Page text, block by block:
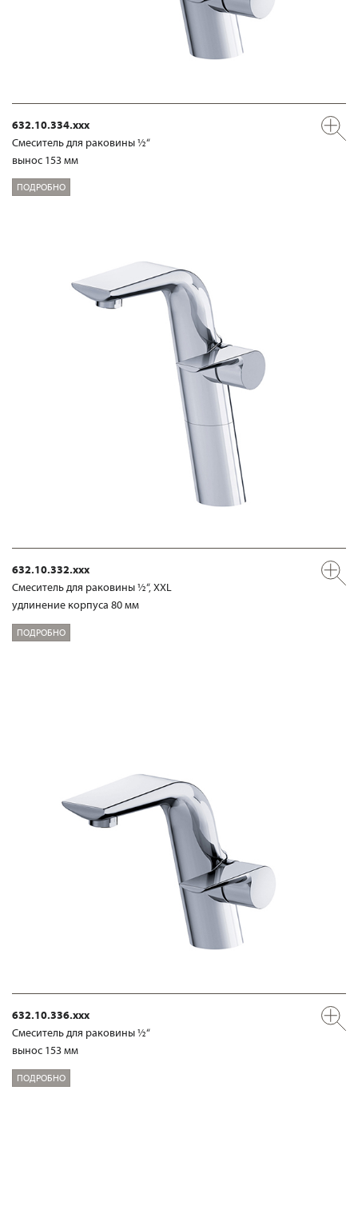
632.10.334.xxx
Смеситель для раковины ½“
вынос 153 мм
ПОДРОБНО
632.10.332.xxx
Смеситель для раковины ½“, XXL
удлинение корпуса 80 мм
ПОДРОБНО
632.10.336.xxx
Смеситель для раковины ½“
вынос 153 мм
ПОДРОБНО